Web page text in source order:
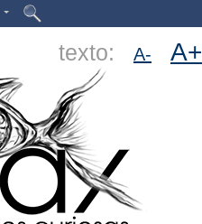
texto: A- A+